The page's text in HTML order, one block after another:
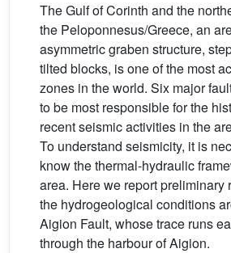
The Gulf of Corinth and the
the Peloponnesus/Greece, an
asymmetric graben structure,
tilted blocks, is one of the most
zones in the world. Six major
to be most responsible for the
recent seismic activities in the
To understand seismicity, it is
know the thermal-hydraulic
area. Here we report preliminary
the hydrogeological conditions
Aigion Fault, whose trace runs
through the harbour of Aigion.